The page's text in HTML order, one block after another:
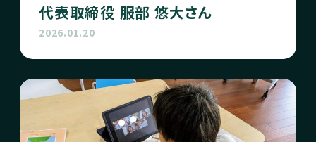
代表取締役 服部 悠大さん
2026.01.20